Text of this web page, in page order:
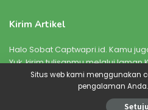
Kirim Artikel
Halo Sobat Captwapri.id. Kamu
Yuk, kirim tulisanmu melalui laman
©2022 Captwapri.id | Made with love
Situs web kami menggunakan
pengalaman Anda.
Setuju